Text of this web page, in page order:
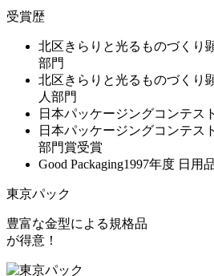
受賞歴
北区きらりと光るものづくり
部門
北区きらりと光るものづくり
人部門
日本パッケージングコンテス
日本パッケージングコンテス
部門賞受賞
Good Packaging1997年度 日
東京パック
豊富な金型による規格品
が得意！